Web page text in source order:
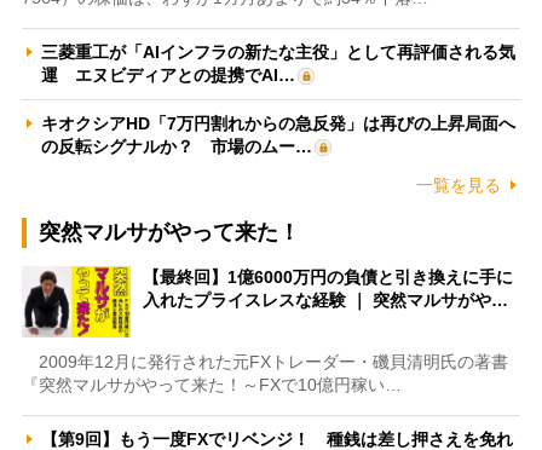
三菱重工が「AIインフラの新たな主役」として再評価される気
運 エヌビディアとの提携でAI…
キオクシアHD「7万円割れからの急反発」は再びの上昇局面へ
の反転シグナルか？ 市場のムー…
一覧を見る
突然マルサがやって来た！
【最終回】1億6000万円の負債と引き換えに手に
入れたプライスレスな経験 ｜ 突然マルサがや…
2009年12月に発行された元FXトレーダー・磯貝清明氏の著書
『突然マルサがやって来た！～FXで10億円稼い…
【第9回】もう一度FXでリベンジ！ 種銭は差し押さえを免れ